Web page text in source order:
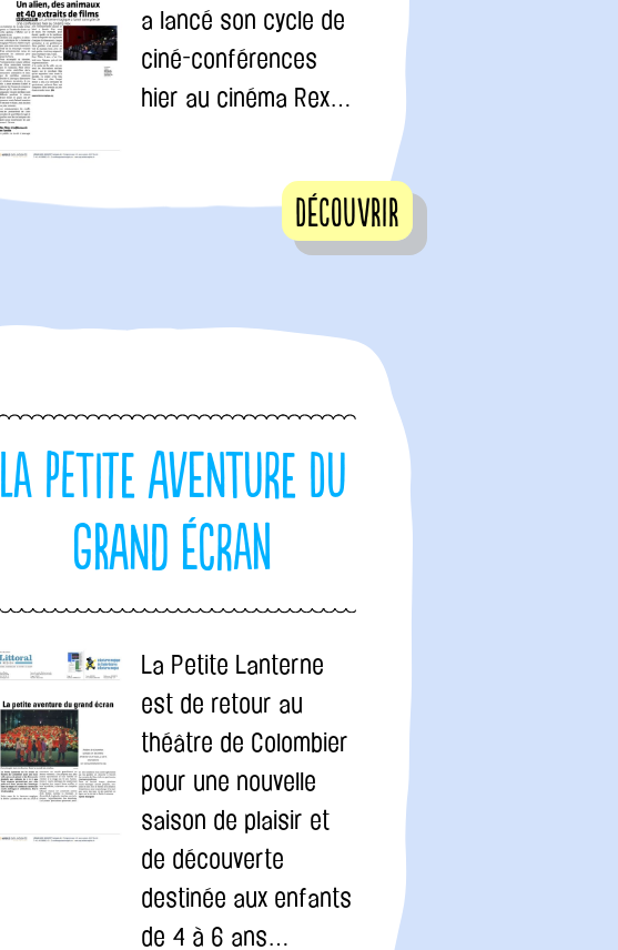
a lancé son cycle de
ciné-conférences
hier au cinéma Rex…
Découvrir
La petite aventure du
grand écran
La Petite Lanterne
est de retour au
théâtre de Colombier
pour une nouvelle
saison de plaisir et
de découverte
destinée aux enfants
de 4 à 6 ans…